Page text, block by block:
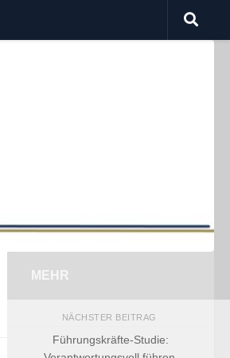
MEHR
NÄCHSTER BEITRAG
Führungskräfte-Studie: